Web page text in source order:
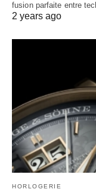
fusion parfaite entre
2 years ago
HORLOGERIE